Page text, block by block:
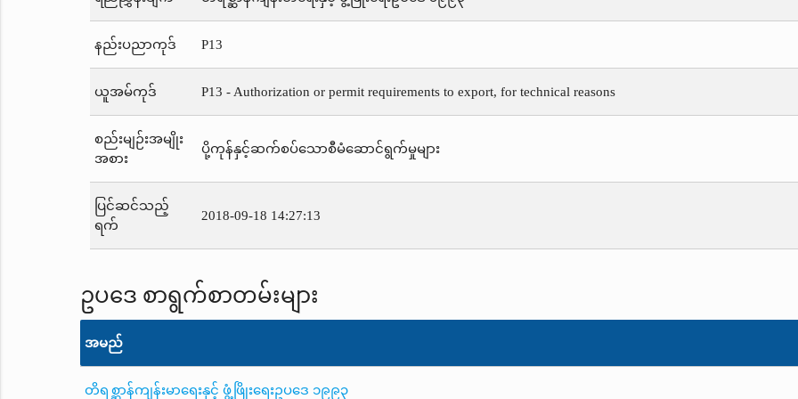
နည်းပညာကုဒ် P13
ယူအမ်ကုဒ် P13 - Authorization or permit requirements to export, for technical reasons
စည်းမျဉ်းအမျိုး
အစား
ပို့ကုန်နှင့်ဆက်စပ်သောစီမံဆောင်ရွက်မှုများ
ပြင်ဆင်သည့်
ရက်
2018-09-18 14:27:13
ဥပဒေ စာရွက်စာတမ်းများ
အမည်
တိရစ္ဆာန်ကျန်းမာရေးနှင့် ဖွံ့ဖြိုးရေးဥပဒေ ၁၉၉၃